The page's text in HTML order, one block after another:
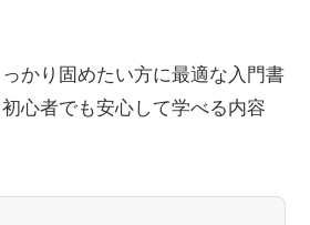
かり固めたい方に最適な入門書
心者でも安心して学べる内容